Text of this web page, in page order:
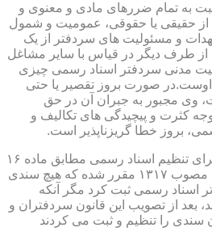
به تمام ضررهای مادی و معنوی و
از حقیقی یا حقوقی، عمومیت و شمول
و مسئولیت های سردفتر از یک
طرف دیگر در قیاس با سایر مشاغل
مدنی سردفتر اسناد رسمی چیزی
اوست.در صورت بروز تقصیر یا حتی
وی مجبور به جبران آن در حق
کثرت و پیچیدگی های تکالیف و
بروز خطا گریزناپذیر است.
مبحث سوم): موانع موجود برای تنظیم اسناد رسمی مطابق ماده ۱۶
آیین نامه دفاتر اسناد رسمی مصوب ۱۳۱۷ مقرر شده که هیچ سندی
اسناد رسمی ثبت کرد مگر آنکه
بعد از تصویب این قانون سردفتران و
سندی را تنظیم و ثبت می کردند